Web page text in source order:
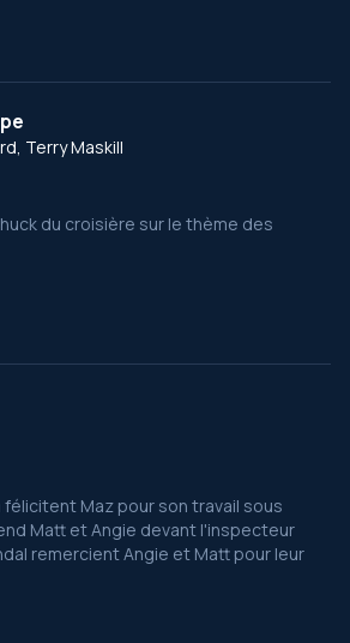
Terry Maskill
du croisière sur le thème des
félicitent Maz pour son travail sous
Matt et Angie devant l'inspecteur
remercient Angie et Matt pour leur